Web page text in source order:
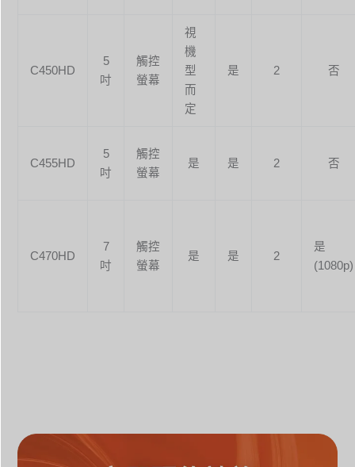
C450HD
5
吋
觸控
螢幕
視
機
型
而
定
是 2 否
C455HD
5
吋
觸控
螢幕
是 是 2 否
C470HD
7
吋
觸控
螢幕
是 是 2
是
(1080p)